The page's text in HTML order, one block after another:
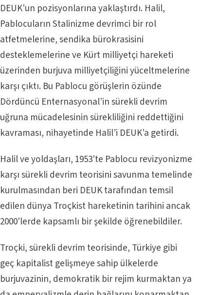
DEUK’un pozisyonlarına yaklaştırdı. Halil,
Pablocuların Stalinizme devrimci bir rol
atfetmelerine, sendika bürokrasisini
desteklemelerine ve Kürt milliyetçi hareketi
üzerinden burjuva milliyetçiliğini yüceltmelerine
karşı çıktı. Bu Pablocu görüşlerin özünde
Dördüncü Enternasyonal’in sürekli devrim
uğruna mücadelesinin sürekliliğini reddettiğini
kavraması, nihayetinde Halil’i DEUK’a getirdi.
Halil ve yoldaşları, 1953’te Pablocu revizyonizme
karşı sürekli devrim teorisini savunma temelinde
kurulmasından beri DEUK tarafından temsil
edilen dünya Troçkist hareketinin tarihini ancak
2000’lerde kapsamlı bir şekilde öğrenebildiler.
Troçki, sürekli devrim teorisinde, Türkiye gibi
geç kapitalist gelişmeye sahip ülkelerde
burjuvazinin, demokratik bir rejim kurmaktan ya